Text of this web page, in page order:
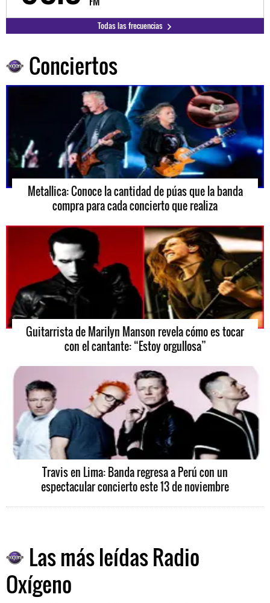
Todas las frecuencias
Conciertos
Metallica: Conoce la cantidad de púas que la banda
compra para cada concierto que realiza
Guitarrista de Marilyn Manson revela cómo es tocar
con el cantante: “Estoy orgullosa”
Travis en Lima: Banda regresa a Perú con un
espectacular concierto este 13 de noviembre
Las más leídas Radio
Oxígeno